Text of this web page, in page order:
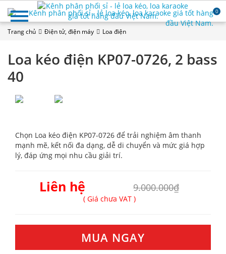
0
Trang chủ Điện tử, điện máy Loa điện
Loa kéo điện KP07-0726, 2 bass
40
Chọn Loa kéo điện KP07-0726 để trải nghiệm âm thanh
mạnh mẽ, kết nối đa dạng, dễ di chuyển và mức giá hợp
lý, đáp ứng mọi nhu cầu giải trí.
Liên hệ 9.000.000₫
( Giá chưa VAT )
MUA NGAY